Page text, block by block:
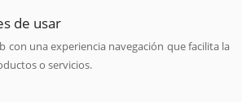
de usar
con una experiencia navegación que facilita la
o servicios.